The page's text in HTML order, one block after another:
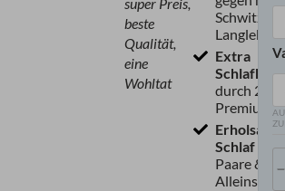
super Preis,
beste
Qualität,
eine
Wohltat
Schwitzen
Extra
durch 24
Schlaf für
Paare &